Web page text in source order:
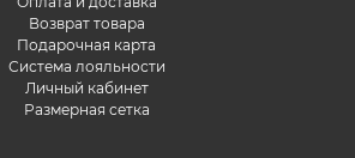
Возврат товара
Подарочная карта
Система лояльности
Личный кабинет
Размерная сетка